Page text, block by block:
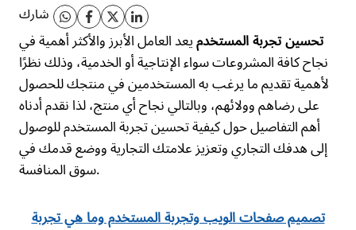
شارك
تحسين تجربة المستخدم يعد العامل الأبرز والأكثر أهمية في
نجاح كافة المشروعات سواء الإنتاجية أو الخدمية، وذلك نظرًا
لأهمية تقديم ما يرغب به المستخدمين في منتجك للحصول
على رضاهم وولائهم، وبالتالي نجاح أي منتج، لذا نقدم أدناه
أهم التفاصيل حول كيفية تحسين تجربة المستخدم للوصول
إلى هدفك التجاري وتعزيز علامتك التجارية ووضع قدمك في
سوق المنافسة.
تصميم صفحات الويب وتجربة المستخدم وما هي تجربة